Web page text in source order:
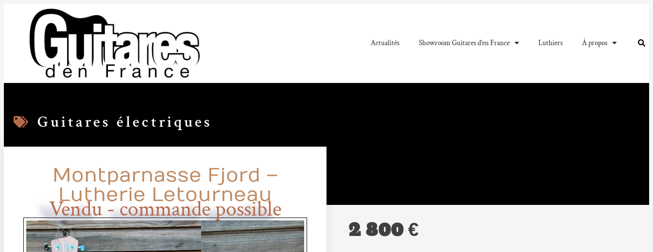
Actualités Showroom Guitares d’en France Luthiers À propos
Guitares électriques
Vendu - commande possible
Montparnasse Fjord –
Lutherie Letourneau
2 800 €